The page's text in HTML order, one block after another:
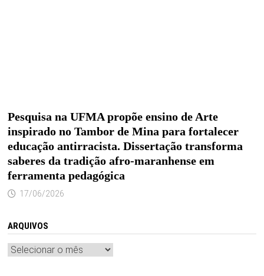
Pesquisa na UFMA propõe ensino de Arte
inspirado no Tambor de Mina para fortalecer
educação antirracista. Dissertação transforma
saberes da tradição afro-maranhense em
ferramenta pedagógica
17/06/2026
ARQUIVOS
Arquivos